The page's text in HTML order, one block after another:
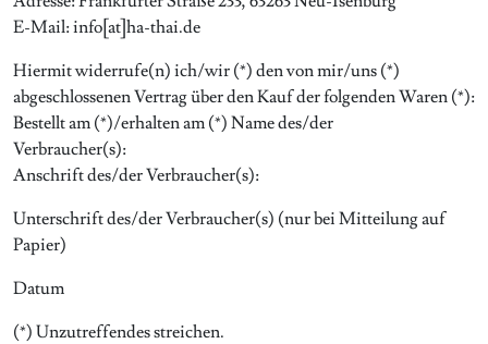
E-Mail: info[at]ha-thai.de
Hiermit widerrufe(n) ich/wir (*) den von mir/uns (*)
abgeschlossenen Vertrag über den Kauf der folgenden Waren (*):
Bestellt am (*)/erhalten am (*) Name des/der
Verbraucher(s):
Anschrift des/der Verbraucher(s):
Unterschrift des/der Verbraucher(s) (nur bei Mitteilung auf
Papier)
Datum
(*) Unzutreffendes streichen.